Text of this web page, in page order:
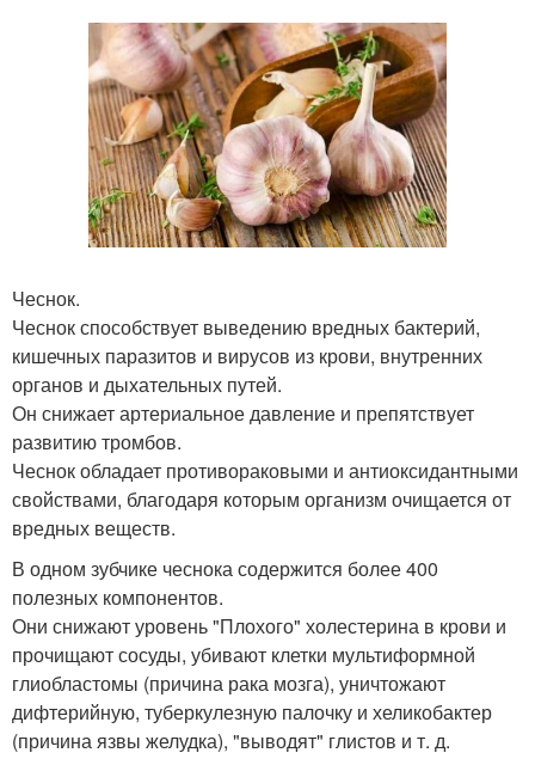
Чеснок.
Чеснок способствует выведению вредных бактерий,
кишечных паразитов и вирусов из крови, внутренних
органов и дыхательных путей.
Он снижает артериальное давление и препятствует
развитию тромбов.
Чеснок обладает противораковыми и антиоксидантными
свойствами, благодаря которым организм очищается от
вредных веществ.
В одном зубчике чеснока содержится более 400
полезных компонентов.
Они снижают уровень "Плохого" холестерина в крови и
прочищают сосуды, убивают клетки мультиформной
глиобластомы (причина рака мозга), уничтожают
дифтерийную, туберкулезную палочку и хеликобактер
(причина язвы желудка), "выводят" глистов и т. д.